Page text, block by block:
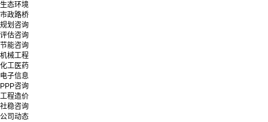
生态环境
市政路桥
规划咨询
评估咨询
节能咨询
机械工程
化工医药
电子信息
PPP咨询
工程造价
社稳咨询
公司动态